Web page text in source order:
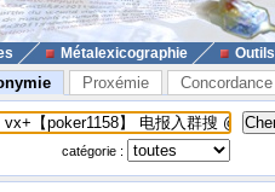
Métalexicographie Outils
Proxémie Concordance
catégorie :